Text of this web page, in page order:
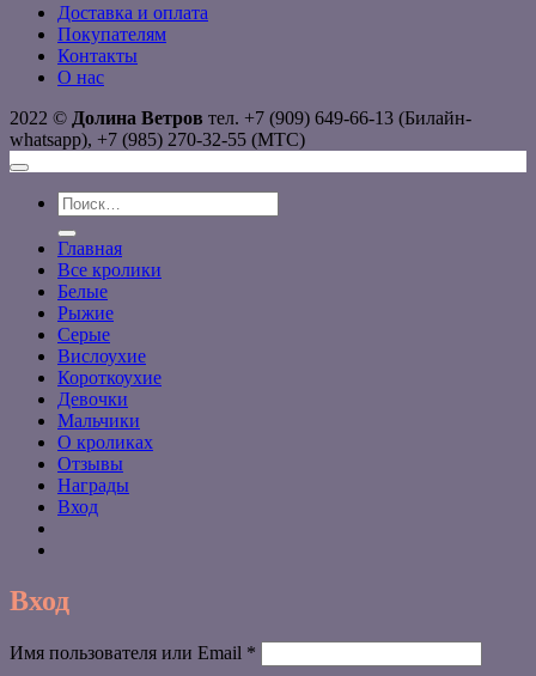
Доставка и оплата
Покупателям
Контакты
О нас
2022 © Долина Ветров тел. +7 (909) 649-66-13 (Билайн-
whatsapp), +7 (985) 270-32-55 (МТС)
Искать:
Главная
Все кролики
Белые
Рыжие
Серые
Вислоухие
Короткоухие
Девочки
Мальчики
О кроликах
Отзывы
Награды
Вход
Вход
Имя пользователя или Email *